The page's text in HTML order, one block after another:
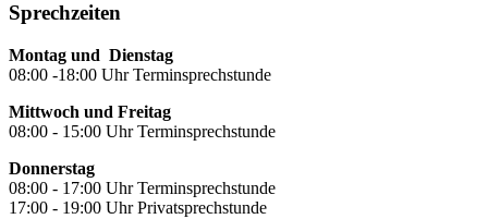
Sprechzeiten
Montag und Dienstag
08:00 -18:00 Uhr Terminsprechstunde
Mittwoch und Freitag
08:00 - 15:00 Uhr Terminsprechstunde
Donnerstag
08:00 - 17:00 Uhr Terminsprechstunde
17:00 - 19:00 Uhr Privatsprechstunde